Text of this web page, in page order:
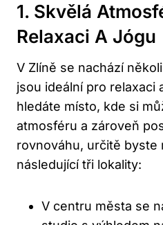
1.⁣ Skvělá
Relaxaci A Jógu
V ⁤Zlíně se ⁤nachází
jsou ideální pro relaxaci
⁢hledáte ‌místo,⁤ kde si⁤
atmosféru a zároveň
rovnováhu, určitě byste​
následující tři lokality:
V centru města se